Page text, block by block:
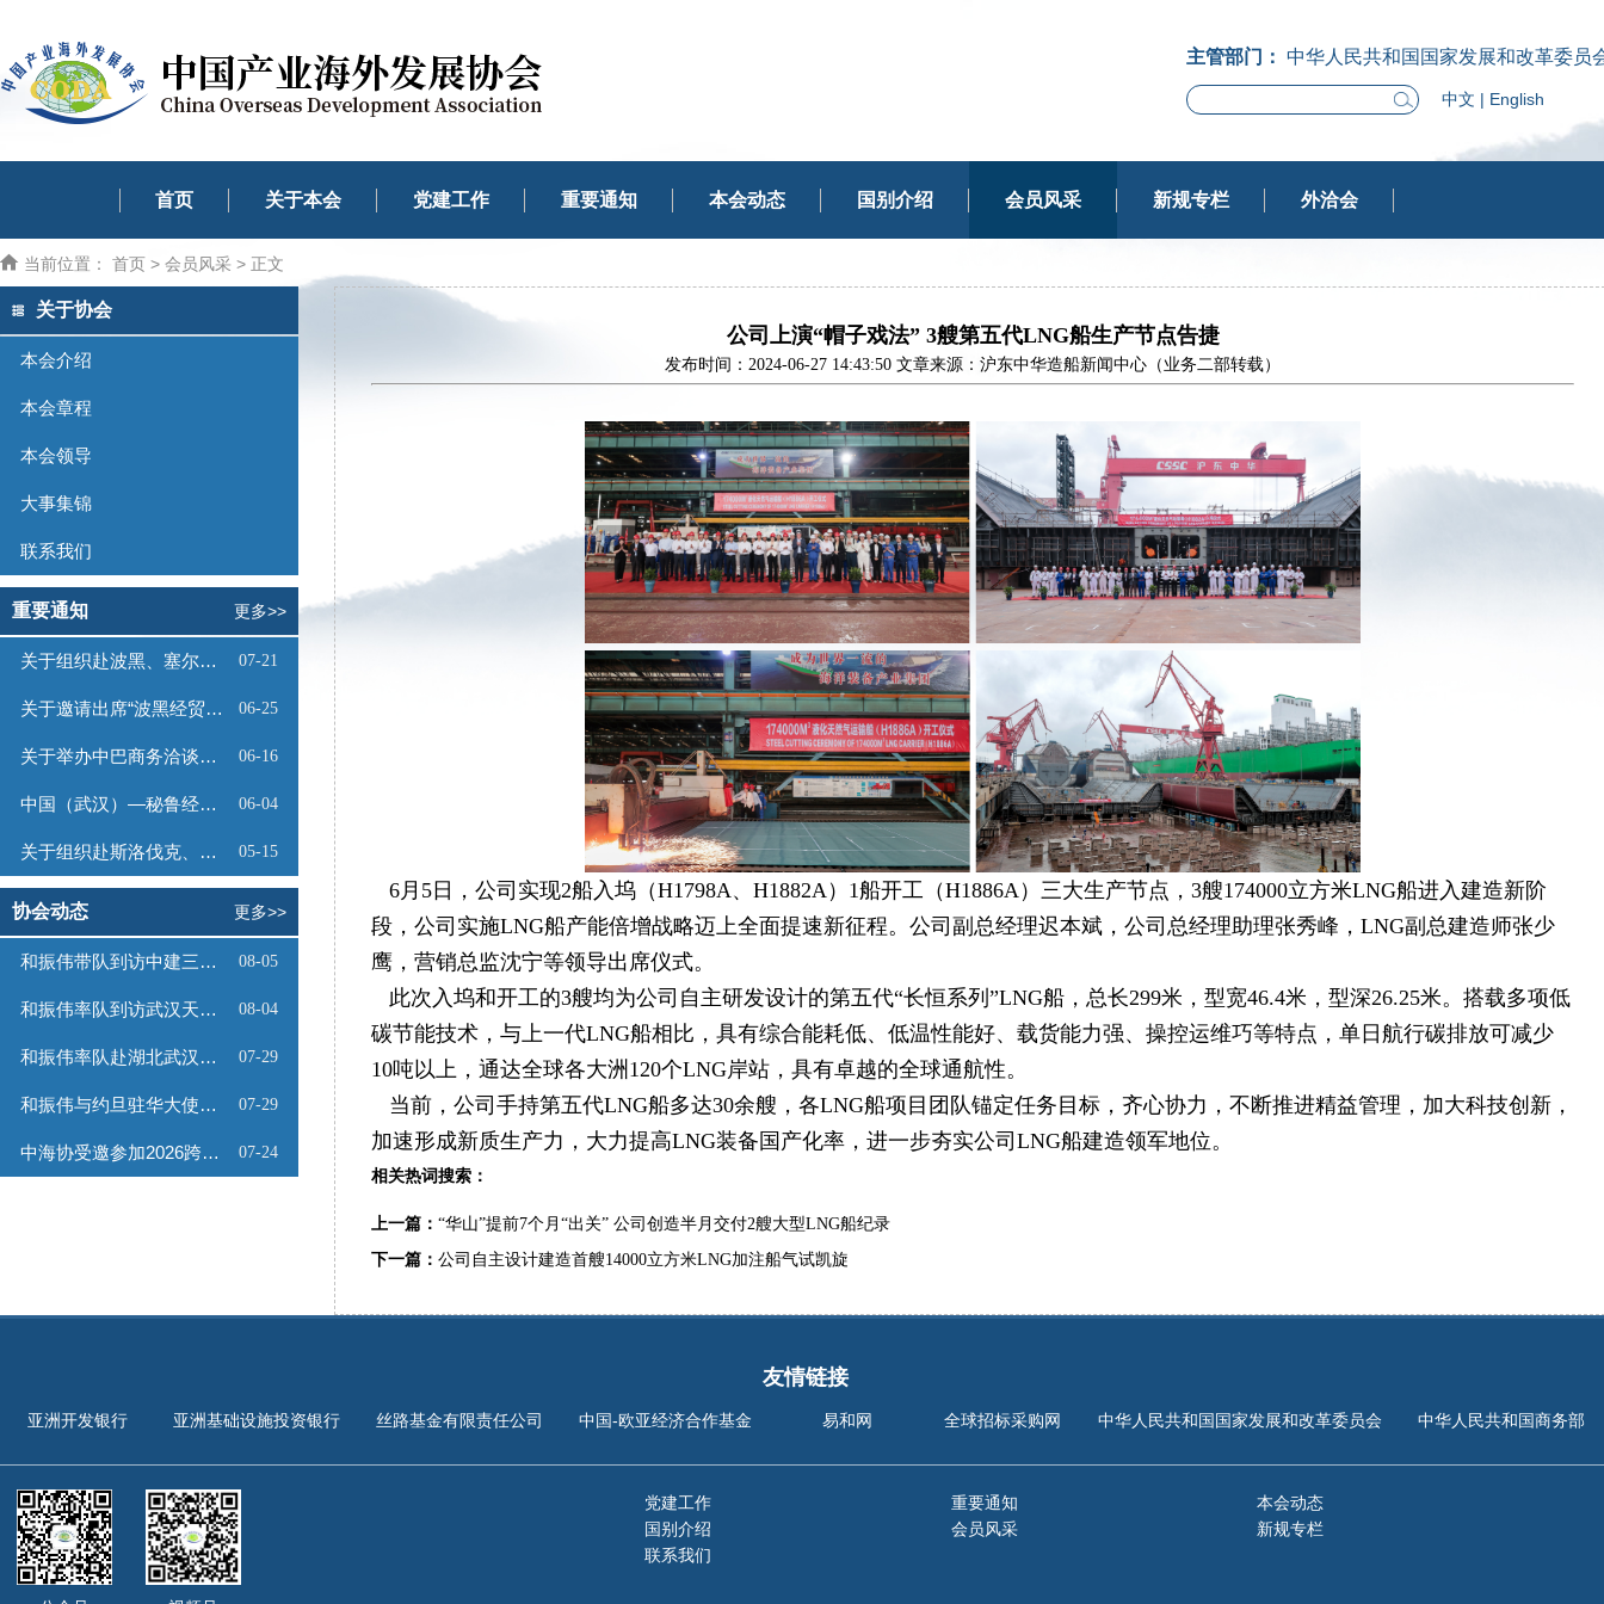
主管部门： 中华人民共和国国家发展和改革委员
中文 | English
首页 关于本会 党建工作 重要通知 本会动态 国别介绍 会员风采 新规专栏 外洽会
当前位置： 首页 > 会员风采 > 正文
关于协会
本会介绍
本会章程
本会领导
大事集锦
联系我们
重要通知 更多>>
关于组织赴波黑、塞尔维亚商务考察的函 07-21
关于邀请出席“波黑经贸投资推介会”的函 06-25
关于举办中巴商务洽谈会的通知 06-16
中国（武汉）—秘鲁经贸合作推介会邀请函 06-04
关于组织赴斯洛伐克、奥地利商务考察的函 05-15
协会动态 更多>>
和振伟带队到访中建三局数字工程有限公司 08-05
和振伟率队到访武汉天源集团 08-04
和振伟率队赴湖北武汉调研 07-29
和振伟与约旦驻华大使会谈 07-29
中海协受邀参加2026跨境能源矿产出海专题路演会 07-24
公司上演“帽子戏法” 3艘第五代LNG船生产节点告捷
发布时间：2024-06-27 14:43:50 文章来源：沪东中华造船新闻中心（业务二部转载）
6月5日，公司实现2船入坞（H1798A、H1882A）1船开工（H1886A）三大生产节点，3艘174000立方米LNG船进入建造新阶
段，公司实施LNG船产能倍增战略迈上全面提速新征程。公司副总经理迟本斌，公司总经理助理张秀峰，LNG副总建造师张少
鹰，营销总监沈宁等领导出席仪式。
此次入坞和开工的3艘均为公司自主研发设计的第五代“长恒系列”LNG船，总长299米，型宽46.4米，型深26.25米。搭载多项低
碳节能技术，与上一代LNG船相比，具有综合能耗低、低温性能好、载货能力强、操控运维巧等特点，单日航行碳排放可减少
10吨以上，通达全球各大洲120个LNG岸站，具有卓越的全球通航性。
当前，公司手持第五代LNG船多达30余艘，各LNG船项目团队锚定任务目标，齐心协力，不断推进精益管理，加大科技创新，
加速形成新质生产力，大力提高LNG装备国产化率，进一步夯实公司LNG船建造领军地位。
相关热词搜索：
上一篇： “华山”提前7个月“出关” 公司创造半月交付2艘大型LNG船纪录
下一篇： 公司自主设计建造首艘14000立方米LNG加注船气试凯旋
友情链接
亚洲开发银行 亚洲基础设施投资银行 丝路基金有限责任公司 中国-欧亚经济合作基金 易和网 全球招标采购网 中华人民共和国国家发展和改革委员会 中华人民共和国商务部
党建工作 重要通知
本会动态
国别介绍
会员风采
新规专栏
联系我们